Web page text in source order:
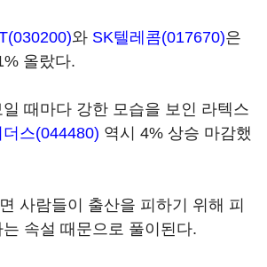
와 SK텔레콤(017670)은
올랐다.
때마다 강한 모습을 보인 라텍스
더스(044480) 역시 4% 상승 마감했
사람들이 출산을 피하기 위해 피
속설 때문으로 풀이된다.